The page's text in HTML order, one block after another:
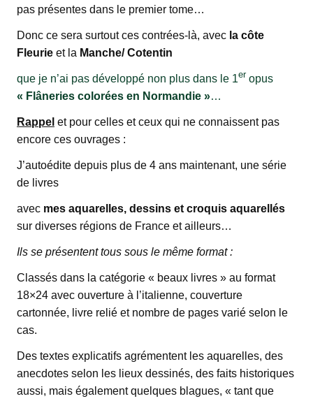
pas présentes dans le premier tome…
Donc ce sera surtout ces contrées-là, avec la côte
Fleurie et la Manche/ Cotentin
que je n’ai pas développé non plus dans le 1er opus
« Flâneries colorées en Normandie »…
Rappel et pour celles et ceux qui ne connaissent pas
encore ces ouvrages :
J’autoédite depuis plus de 4 ans maintenant, une série
de livres
avec mes aquarelles, dessins et croquis aquarellés
sur diverses régions de France et ailleurs…
Ils se présentent tous sous le même format :
Classés dans la catégorie « beaux livres » au format
18×24 avec ouverture à l’italienne, couverture
cartonnée, livre relié et nombre de pages varié selon le
cas.
Des textes explicatifs agrémentent les aquarelles, des
anecdotes selon les lieux dessinés, des faits historiques
aussi, mais également quelques blagues, « tant que